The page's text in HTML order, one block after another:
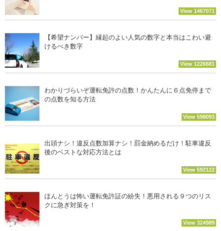
View 1467071
【希望ナンバー】縁起のよい人気の数字と本当はこわい避
けるべき数字
View 1226681
わかりづらいぞ運転免許の点数！かんたんに６点免停まで
の点数を知る方法
View 598093
出頭ナシ！違反点数加算ナシ！罰金納めるだけ！駐車違反
後のベストな対応方法とは
View 592122
ほんとうは怖い運転免許証の紛失！悪用される９つのリス
クに急ぎ対策を！
View 324989